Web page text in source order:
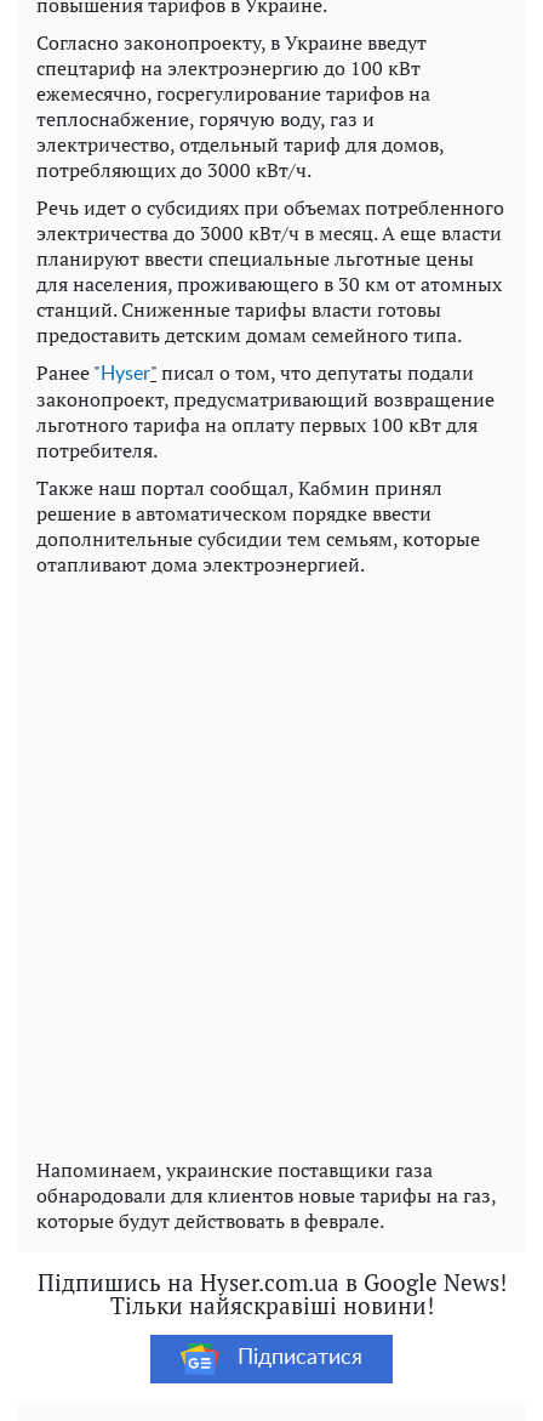
Согласно законопроекту, в Украине введут
спецтариф на электроэнергию до 100 кВт
ежемесячно, госрегулирование тарифов на
теплоснабжение, горячую воду, газ и
электричество, отдельный тариф для домов,
потребляющих до 3000 кВт/ч.
Речь идет о субсидиях при объемах потребленного
электричества до 3000 кВт/ч в месяц. А еще власти
планируют ввести специальные льготные цены
для населения, проживающего в 30 км от атомных
станций. Сниженные тарифы власти готовы
предоставить детским домам семейного типа.
Ранее " Нyser"писал о том, что депутаты подали
законопроект, предусматривающий возвращение
льготного тарифа на оплату первых 100 кВт для
потребителя.
Также наш портал сообщал, Кабмин принял
решение в автоматическом порядке ввести
дополнительные субсидии тем семьям, которые
отапливают дома электроэнергией.
Напоминаем, украинские поставщики газа
обнародовали для клиентов новые тарифы на газ,
которые будут действовать в феврале.
Підпишись на Hyser.com.ua в Google News!
Тільки найяскравіші новини!
Підписатися